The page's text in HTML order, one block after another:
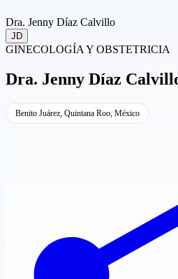
Dra. Jenny Díaz Calvillo
JD
GINECOLOGÍA Y OBSTETRICIA
Dra. Jenny Díaz
Benito Juárez, Quintana Roo, México